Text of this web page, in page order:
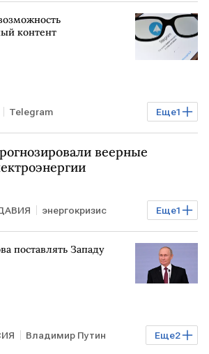
контент
Еще1
Telegram
веерные
Еще1
энергокризис
поставлять Западу
Еще2
Владимир Путин